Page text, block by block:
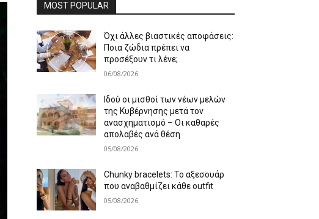
MOST POPULAR
Όχι άλλες βιαστικές αποφάσεις:
Ποια ζώδια πρέπει να
προσέξουν τι λένε;
06/08/2026
Ιδού οι μισθοί των νέων μελών
της Κυβέρνησης μετά τον
ανασχηματισμό – Οι καθαρές
απολαβές ανά θέση
05/08/2026
Chunky bracelets: Το αξεσουάρ
που αναβαθμίζει κάθε outfit
05/08/2026